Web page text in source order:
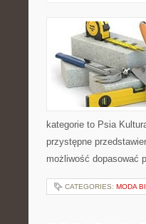
kategorie to Psia
przystępne
możliwość dopasować
CATEGORIES: MODA